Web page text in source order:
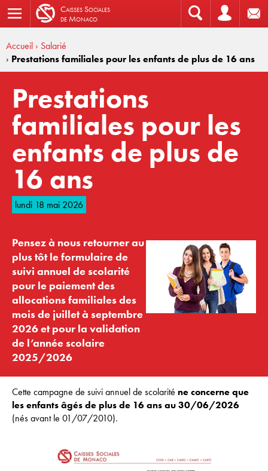
CaissesSociales
de Monaco
Accueil › Salarié
› Prestations familiales pour les enfants de plus de 16 ans
Prestations
familiales pour les
enfants de plus de
16 ans
lundi 18 mai 2026
Pensez à nous retourner au
plus tôt le formulaire de
suivi annuel de scolarité
pour le paiement des
allocations familiales des
mois de juillet à septembre
2026 et pour la validation
de l’année scolaire
2025/2026
Cette campagne de suivi annuel de scolarité ne concerne que
les enfants âgés de plus de 16 ans au 30/06/2026
(nés avant le 01/07/2010).